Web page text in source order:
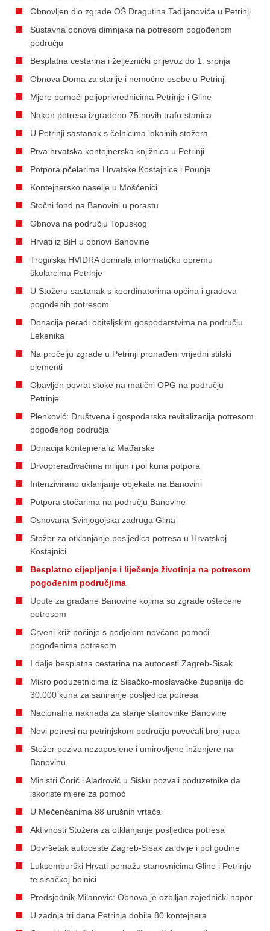
Obnovljen dio zgrade OŠ Dragutina Tadijanovića u Petrinji
Sustavna obnova dimnjaka na potresom pogođenom
području
Besplatna cestarina i željeznički prijevoz do 1. srpnja
Obnova Doma za starije i nemoćne osobe u Petrinji
Mjere pomoći poljoprivrednicima Petrinje i Gline
Nakon potresa izgrađeno 75 novih trafo-stanica
U Petrinji sastanak s čelnicima lokalnih stožera
Prva hrvatska kontejnerska knjižnica u Petrinji
Potpora pčelarima Hrvatske Kostajnice i Pounja
Kontejnersko naselje u Mošćenici
Stočni fond na Banovini u porastu
Obnova na području Topuskog
Hrvati iz BiH u obnovi Banovine
Trogirska HVIDRA donirala informatičku opremu
školarcima Petrinje
U Stožeru sastanak s koordinatorima općina i gradova
pogođenih potresom
Donacija peradi obiteljskim gospodarstvima na području
Lekenika
Na pročelju zgrade u Petrinji pronađeni vrijedni stilski
elementi
Obavljen povrat stoke na matični OPG na području
Petrinje
Plenković: Društvena i gospodarska revitalizacija potresom
pogođenog područja
Donacija kontejnera iz Mađarske
Drvoprerađivačima milijun i pol kuna potpora
Intenzivirano uklanjanje objekata na Banovini
Potpora stočarima na području Banovine
Osnovana Svinjogojska zadruga Glina
Stožer za otklanjanje posljedica potresa u Hrvatskoj
Kostajnici
Besplatno cijepljenje i liječenje životinja na potresom
pogođenim područjima
Upute za građane Banovine kojima su zgrade oštećene
potresom
Crveni križ počinje s podjelom novčane pomoći
pogođenima potresom
I dalje besplatna cestarina na autocesti Zagreb-Sisak
Mikro poduzetnicima iz Sisačko-moslavačke županije do
30.000 kuna za saniranje posljedica potresa
Nacionalna naknada za starije stanovnike Banovine
Novi potresi na petrinjskom području povećali broj rupa
Stožer poziva nezaposlene i umirovljene inženjere na
Banovinu
Ministri Ćorić i Aladrović u Sisku pozvali poduzetnike da
iskoriste mjere za pomoć
U Mečenčanima 88 urušnih vrtača
Aktivnosti Stožera za otklanjanje posljedica potresa
Dovršetak autoceste Zagreb-Sisak za dvije i pol godine
Luksemburški Hrvati pomažu stanovnicima Gline i Petrinje
te sisačkoj bolnici
Predsjednik Milanović: Obnova je ozbiljan zajednički napor
U zadnja tri dana Petrinja dobila 80 kontejnera